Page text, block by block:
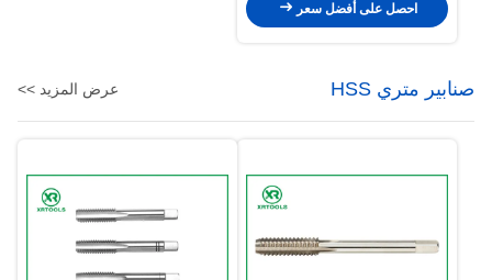
احصل على أفضل سعر
صنابير متري HSS عرض المزيد >>